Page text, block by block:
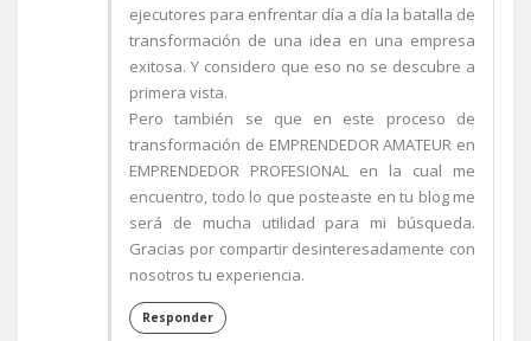
ejecutores para enfrentar día a día la batalla de
transformación de una idea en una empresa
exitosa. Y considero que eso no se descubre a
primera vista.
Pero también se que en este proceso de
transformación de EMPRENDEDOR AMATEUR en
EMPRENDEDOR PROFESIONAL en la cual me
encuentro, todo lo que posteaste en tu blog me
será de mucha utilidad para mi búsqueda.
Gracias por compartir desinteresadamente con
nosotros tu experiencia.
Responder